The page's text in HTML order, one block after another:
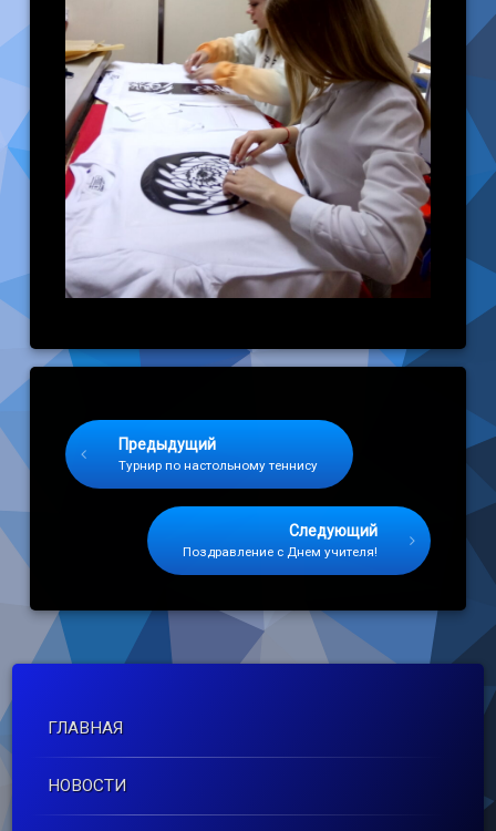
Предыдущий
Турнир по настольному теннису
Следующий
Поздравление с Днем учителя!
ГЛАВНАЯ
НОВОСТИ